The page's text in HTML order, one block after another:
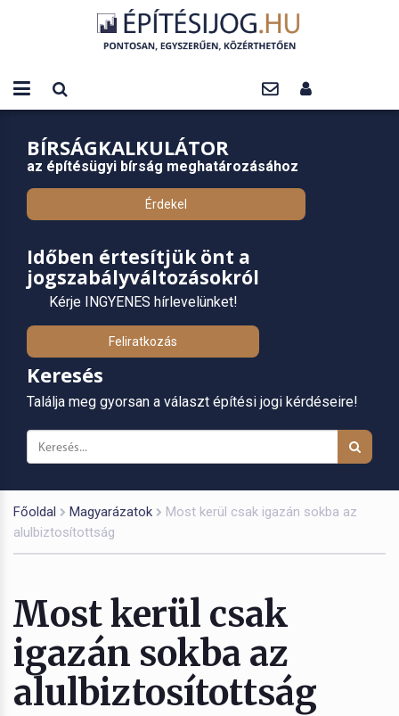
BÍRSÁGKALKULÁTOR
az építésügyi bírság meghatározásához
Érdekel
Időben értesítjük önt a
jogszabályváltozásokról
Kérje INGYENES hírlevelünket!
Feliratkozás
Keresés
Találja meg gyorsan a választ építési jogi kérdéseire!
Főoldal Magyarázatok
Most kerül csak igazán sokba az
alulbiztosítottság
Most kerül csak
igazán sokba az
alulbiztosítottság